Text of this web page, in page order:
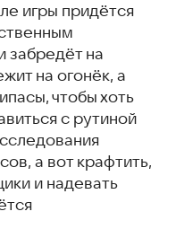
игры придётся
забредёт на
на огонёк, а
чтобы хоть
с рутиной
а вот крафтить,
и надевать